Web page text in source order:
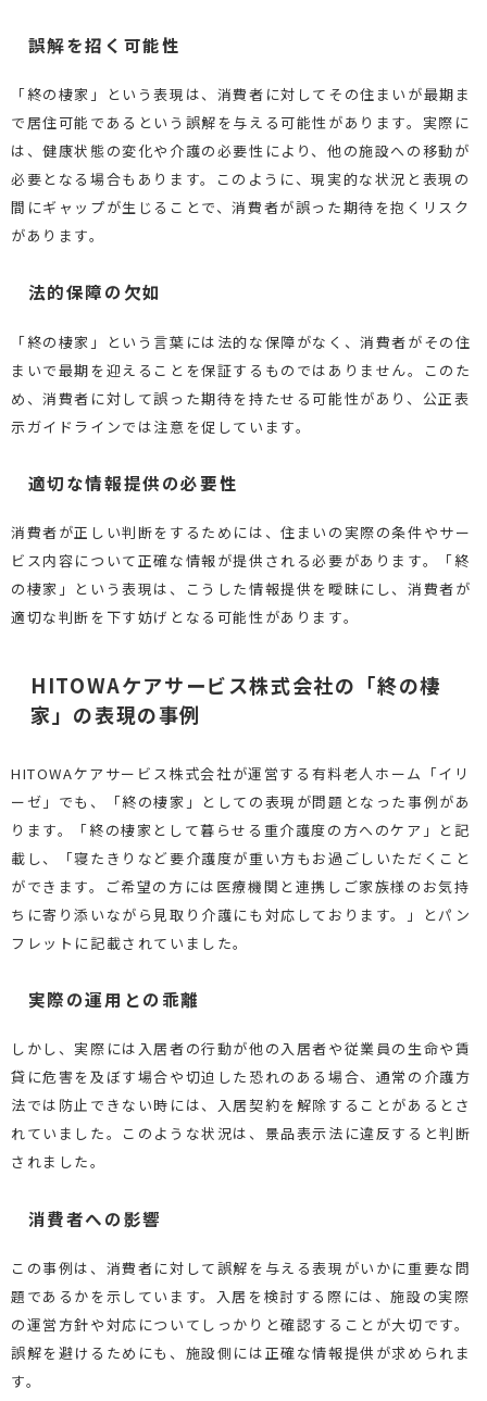
誤解を招く可能性
「終の棲家」という表現は、消費者に対してその住まいが最期ま
で居住可能であるという誤解を与える可能性があります。実際に
は、健康状態の変化や介護の必要性により、他の施設への移動が
必要となる場合もあります。このように、現実的な状況と表現の
間にギャップが生じることで、消費者が誤った期待を抱くリスク
があります。
法的保障の欠如
「終の棲家」という言葉には法的な保障がなく、消費者がその住
まいで最期を迎えることを保証するものではありません。このた
め、消費者に対して誤った期待を持たせる可能性があり、公正表
示ガイドラインでは注意を促しています。
適切な情報提供の必要性
消費者が正しい判断をするためには、住まいの実際の条件やサー
ビス内容について正確な情報が提供される必要があります。「終
の棲家」という表現は、こうした情報提供を曖昧にし、消費者が
適切な判断を下す妨げとなる可能性があります。
HITOWAケアサービス株式会社の「終の棲
家」の表現の事例
HITOWAケアサービス株式会社が運営する有料老人ホーム「イリ
ーゼ」でも、「終の棲家」としての表現が問題となった事例があ
ります。「終の棲家として暮らせる重介護度の方へのケア」と記
載し、「寝たきりなど要介護度が重い方もお過ごしいただくこと
ができます。ご希望の方には医療機関と連携しご家族様のお気持
ちに寄り添いながら見取り介護にも対応しております。」とパン
フレットに記載されていました。
実際の運用との乖離
しかし、実際には入居者の行動が他の入居者や従業員の生命や賃
貸に危害を及ぼす場合や切迫した恐れのある場合、通常の介護方
法では防止できない時には、入居契約を解除することがあるとさ
れていました。このような状況は、景品表示法に違反すると判断
されました。
消費者への影響
この事例は、消費者に対して誤解を与える表現がいかに重要な問
題であるかを示しています。入居を検討する際には、施設の実際
の運営方針や対応についてしっかりと確認することが大切です。
誤解を避けるためにも、施設側には正確な情報提供が求められま
す。